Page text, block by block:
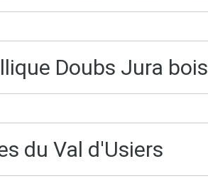
Doubs Jura bois
du Val d'Usiers